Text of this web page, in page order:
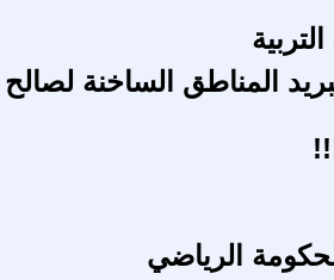
المناطق الساخنة لصالح
الرياضي